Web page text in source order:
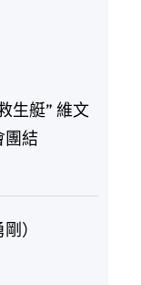
生艇” 維文
團結
）